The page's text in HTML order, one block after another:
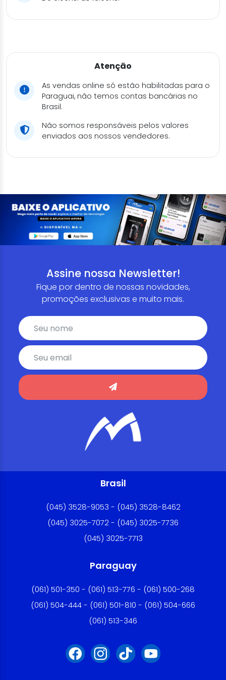
Atenção
As vendas online só estão habilitadas para o
Paraguai, não temos contas bancárias no
Brasil.
Não somos responsáveis pelos valores
enviados aos nossos vendedores.
Assine nossa Newsletter!
Fique por dentro de nossas novidades,
promoções exclusivas e muito mais.
Brasil
(045) 3528-9053 - (045) 3528-8462
(045) 3025-7072 - (045) 3025-7736
(045) 3025-7713
Paraguay
(061) 501-350 - (061) 513-776 - (061) 500-268
(061) 504-444 - (061) 501-810 - (061) 504-666
(061) 513-346